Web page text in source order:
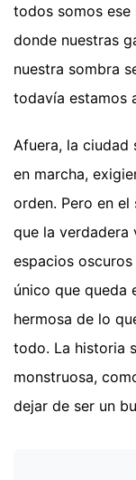
todos somos
donde nuestras
nuestra sombra
todavía estamos
Afuera, la ciudad
en marcha,
orden. Pero en
que la verdadera
espacios
único que queda
hermosa de lo
todo. La historia
monstruosa,
dejar de ser un